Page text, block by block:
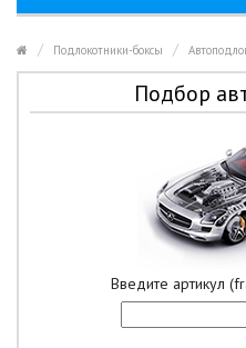
Подлокотники-боксы
Подбор
Введите артикул